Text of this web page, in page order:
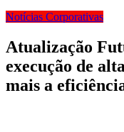
Notícias Corporativas
Atualização
execução de
mais a